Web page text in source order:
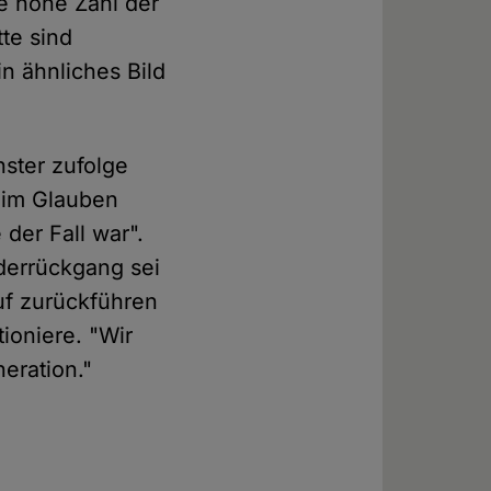
sind
ähnliches Bild
zufolge
Glauben
Fall war".
sei
zurückführen
"Wir